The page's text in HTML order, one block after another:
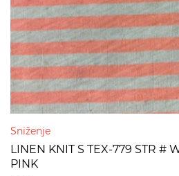
Sniženje
LINEN KNIT S TEX-779 STR #
PINK